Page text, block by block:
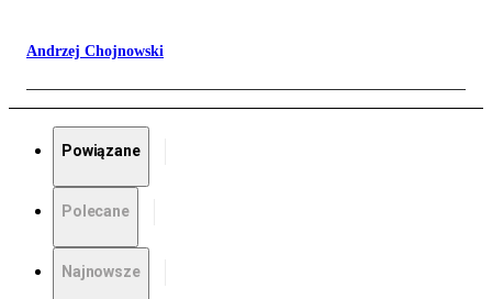
Andrzej Chojnowski
Powiązane
Polecane
Najnowsze